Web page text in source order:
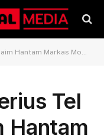
Hantam Markas Mossad?
Tel
Hantam